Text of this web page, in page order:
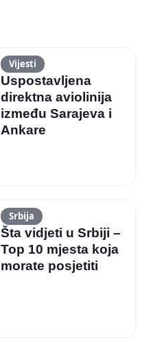
Vijesti
Uspostavljena
direktna aviolinija
između Sarajeva i
Ankare
Srbija
Šta vidjeti u Srbiji –
Top 10 mjesta koja
morate posjetiti